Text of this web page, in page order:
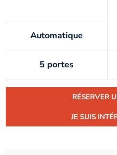
Automatique
5 portes
RÉSERVER
JE SUIS